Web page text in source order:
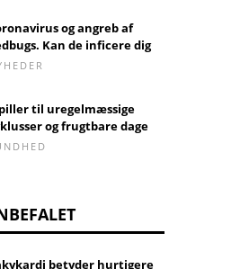
og angreb af
Kan de inficere dig
til uregelmæssige
og frugtbare dage
betyder hurtigere